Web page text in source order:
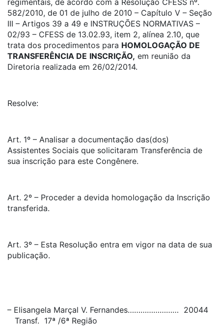
regimentais, de acordo com a Resolução CFESS nº.
582/2010, de 01 de julho de 2010 – Capítulo V – Seção
III – Artigos 39 a 49 e INSTRUÇÕES NORMATIVAS –
02/93 – CFESS de 13.02.93, item 2, alínea 2.10, que
trata dos procedimentos para HOMOLOGAÇÃO DE
TRANSFERÊNCIA DE INSCRIÇÃO, em reunião da
Diretoria realizada em 26/02/2014.
Resolve:
Art. 1º – Analisar a documentação das(dos)
Assistentes Sociais que solicitaram Transferência de
sua inscrição para este Congênere.
Art. 2º – Proceder a devida homologação da Inscrição
transferida.
Art. 3º – Esta Resolução entra em vigor na data de sua
publicação.
– Elisangela Marçal V. Fernandes…………………… 20044
Transf. 17ª /6ª Região